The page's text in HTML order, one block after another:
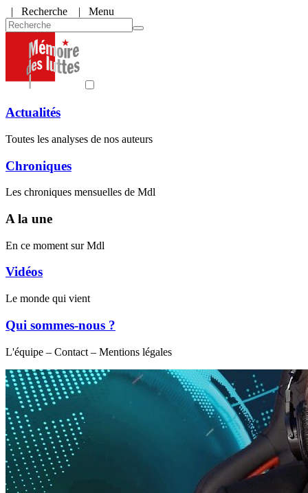
| Recherche | Menu
Actualités
Toutes les analyses de nos auteurs
Chroniques
Les chroniques mensuelles de Mdl
A la une
En ce moment sur Mdl
Vidéos
Le monde qui vient
Qui sommes-nous ?
L'équipe – Contact – Mentions légales